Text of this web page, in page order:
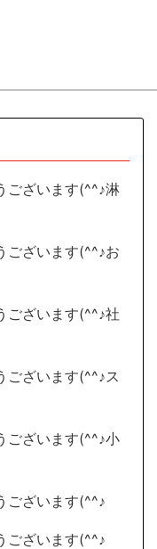
ございます(^^♪淋
ございます(^^♪お
ございます(^^♪社
ございます(^^♪ス
ございます(^^♪小
ございます(^^♪
ございます(^^♪